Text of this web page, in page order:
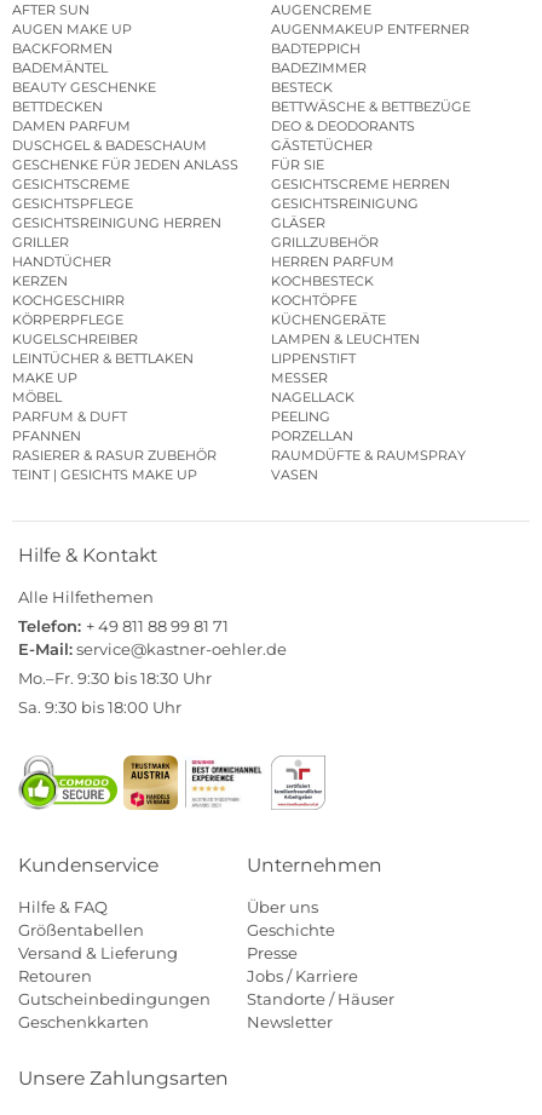
AFTER SUN
AUGENCREME
AUGEN MAKE UP
AUGENMAKEUP ENTFERNER
BACKFORMEN
BADTEPPICH
BADEMÄNTEL
BADEZIMMER
BEAUTY GESCHENKE
BESTECK
BETTDECKEN
BETTWÄSCHE & BETTBEZÜGE
DAMEN PARFUM
DEO & DEODORANTS
DUSCHGEL & BADESCHAUM
GÄSTETÜCHER
GESCHENKE FÜR JEDEN ANLASS
FÜR SIE
GESICHTSCREME
GESICHTSCREME HERREN
GESICHTSPFLEGE
GESICHTSREINIGUNG
GESICHTSREINIGUNG HERREN
GLÄSER
GRILLER
GRILLZUBEHÖR
HANDTÜCHER
HERREN PARFUM
KERZEN
KOCHBESTECK
KOCHGESCHIRR
KOCHTÖPFE
KÖRPERPFLEGE
KÜCHENGERÄTE
KUGELSCHREIBER
LAMPEN & LEUCHTEN
LEINTÜCHER & BETTLAKEN
LIPPENSTIFT
MAKE UP
MESSER
MÖBEL
NAGELLACK
PARFUM & DUFT
PEELING
PFANNEN
PORZELLAN
RASIERER & RASUR ZUBEHÖR
RAUMDÜFTE & RAUMSPRAY
TEINT | GESICHTS MAKE UP
VASEN
Hilfe & Kontakt
Alle Hilfethemen
Telefon: + 49 811 88 99 81 71
E-Mail:service@kastner-oehler.de
Mo.–Fr. 9:30 bis 18:30 Uhr
Sa. 9:30 bis 18:00 Uhr
Kundenservice
Hilfe & FAQ
Größentabellen
Versand & Lieferung
Retouren
Gutscheinbedingungen
Geschenkkarten
Unternehmen
Über uns
Geschichte
Presse
Jobs / Karriere
Standorte / Häuser
Newsletter
Unsere Zahlungsarten